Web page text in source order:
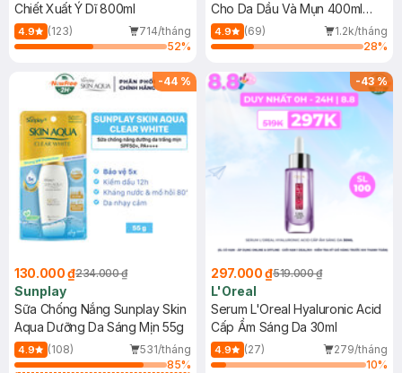
Chiết Xuất Ý Dĩ 800ml
4.9 (123)
714/tháng
52%
Cho Da Dầu Và Mụn 400ml
(Mới)
4.9 (69)
1.2k/tháng
28%
-44 %
130.000 ₫234.000 ₫
Sunplay
Sữa Chống Nắng Sunplay Skin
Aqua Dưỡng Da Sáng Mịn 55g
4.9 (108)
531/tháng
85%
-43%
297.000 ₫519.000 ₫
L'Oreal
Serum L'Oreal Hyaluronic Acid
Cấp Ẩm Sáng Da 30ml
4.9 (27)
279/tháng
10%